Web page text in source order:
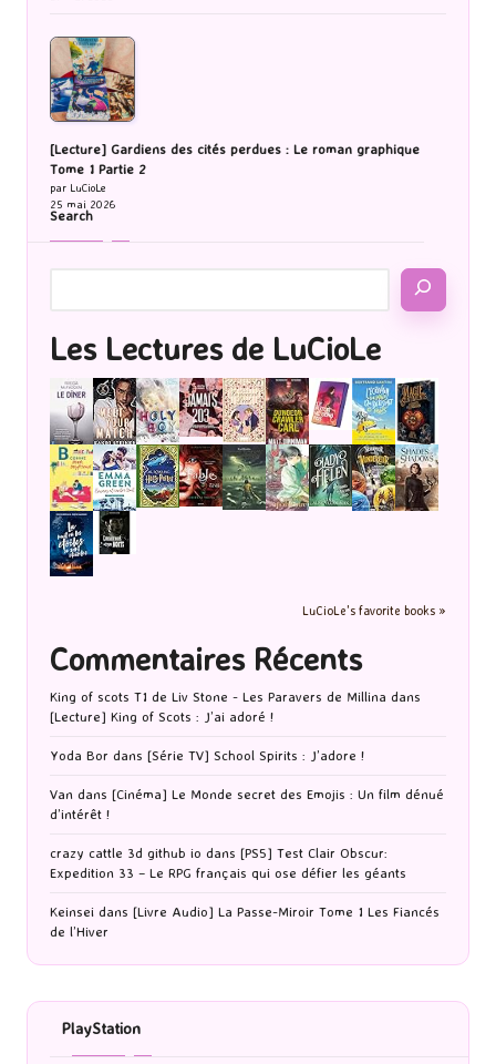
[Lecture] Gardiens des cités perdues : Le roman graphique
Tome 1 Partie 2
par LuCioLe
25 mai 2026
Search
Les Lectures de LuCioLe
LuCioLe's favorite books »
Commentaires Récents
King of scots T1 de Liv Stone - Les Paravers de Millina dans
[Lecture] King of Scots : J’ai adoré !
Yoda Bor dans [Série TV] School Spirits : J’adore !
Van dans [Cinéma] Le Monde secret des Emojis : Un film dénué
d’intérêt !
crazy cattle 3d github io dans [PS5] Test Clair Obscur:
Expedition 33 – Le RPG français qui ose défier les géants
Keinsei dans [Livre Audio] La Passe-Miroir Tome 1 Les Fiancés
de l’Hiver
PlayStation